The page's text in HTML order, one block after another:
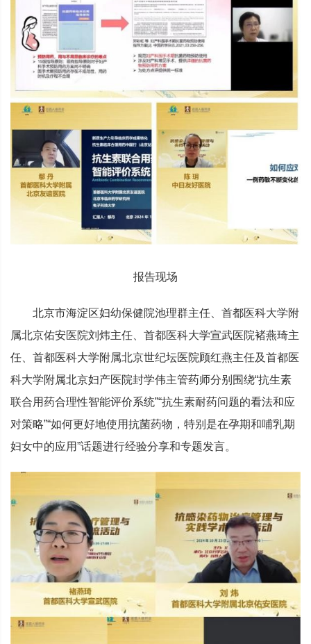
报告现场
北京市海淀区妇幼保健院池理群主任、首都医科大学附
属北京佑安医院刘炜主任、首都医科大学宣武医院褚燕琦主
任、首都医科大学附属北京世纪坛医院顾红燕主任及首都医
科大学附属北京妇产医院封学伟主管药师分别围绕“抗生素
联合用药合理性智能评价系统”“抗生素耐药问题的看法和应
对策略”“如何更好地使用抗菌药物，特别是在孕期和哺乳期
妇女中的应用”话题进行经验分享和专题发言。